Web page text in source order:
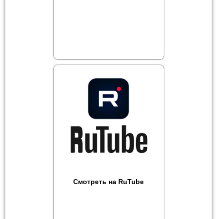
Смотреть на RuTube